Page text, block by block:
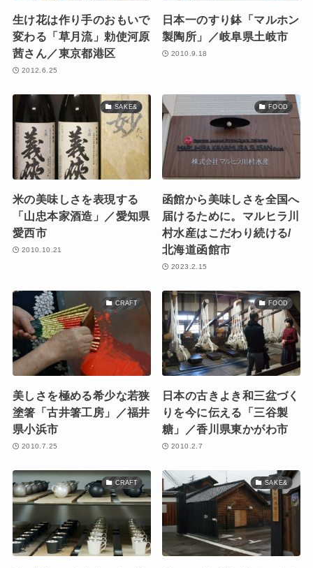
生け花は作り手のおもいで
変わる「草月流」勅使河原
茜さん／東京都港区
2012.6.25
日本一のすり鉢「マルホン
製陶所」／岐阜県土岐市
2010.9.18
SAKE&
米の美味しさを表現する
「山忠本家酒造」／愛知県
愛西市
2010.10.21
FOOD
函館から美味しさを全国へ
届けるために。マルヒラ川
村水産はこだわり続ける/
北海道函館市
2023.2.15
CRAFT
美しさを極める希少な若狭
塗箸「古井箸工房」／福井
県小浜市
2010.7.25
FOOD
日本の古きよき和三盆づく
りを今に伝える「三谷製
糖」／香川県東かがわ市
2010.2.7
CRAFT SAKE&